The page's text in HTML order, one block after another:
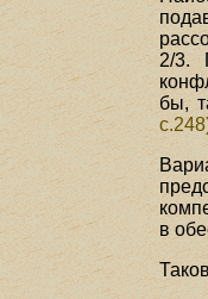
2/3.
бы,
в